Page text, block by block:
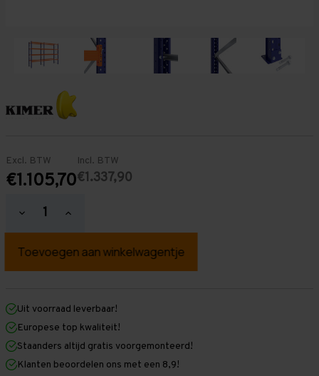
Excl. BTW
€1.105,70
Incl. BTW
€1.337,90
Hoeveelheid
verlagen
Palletstelling
mm
mm
x
1.100
mm
-
Hoeveelheid
verhogen
Palletstelling
mm
mm
1.100
mm
(HxLxD)
-
Uit voorraad leverbaar!
Europese top kwaliteit!
Staanders altijd gratis voorgemonteerd!
Klanten beoordelen ons met een 8,9!